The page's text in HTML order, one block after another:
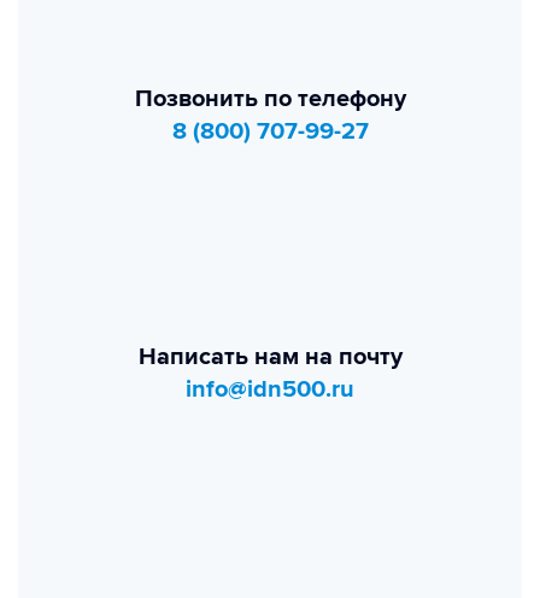
Позвонить по телефону
8 (800) 707-99-27
Написать нам на почту
info@idn500.ru